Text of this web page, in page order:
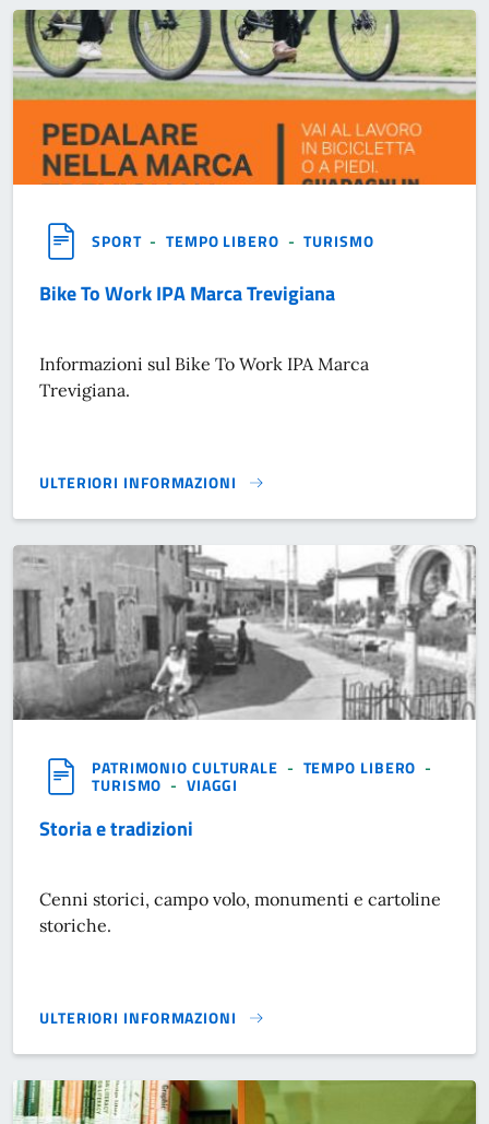
SPORT -TEMPO LIBERO -TURISMO
Bike To Work IPA Marca Trevigiana
Informazioni sul Bike To Work IPA Marca
Trevigiana.
ULTERIORI INFORMAZIONI
BIKE TO WORK IPA MARCA TREVIGIANA}
PATRIMONIO CULTURALE - TEMPO LIBERO -
TURISMO - VIAGGI
Storia e tradizioni
Cenni storici, campo volo, monumenti e cartoline
storiche.
ULTERIORI INFORMAZIONI
STORIA E TRADIZIONI}